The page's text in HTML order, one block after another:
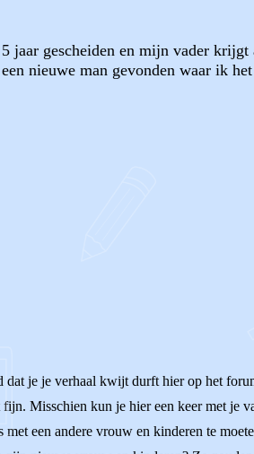
jaar gescheiden en mijn vader
nieuwe man gevonden waar ik
je je verhaal kwijt durft hier op het
Misschien kun je hier een keer met je
met een andere vrouw en kinderen te